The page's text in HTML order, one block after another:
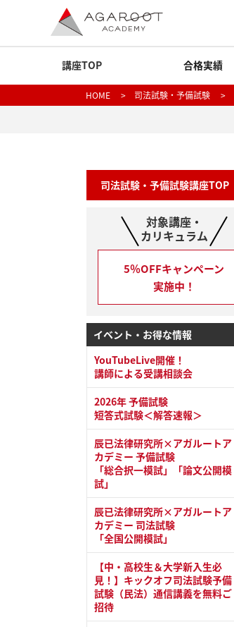
講座TOP 合格実績
HOME > 司法試験・予備試験 >
司法試験・予備試験講座TOP
対象講座・
カリキュラム
5％OFFキャンペーン
実施中！
イベント・お得な情報
YouTubeLive開催！
講師による受講相談会
2026年 予備試験
短答式試験＜解答速報＞
辰已法律研究所×アガルートア
カデミー 予備試験
「総合択一模試」「論文公開模
試」
辰已法律研究所×アガルートア
カデミー 司法試験
「全国公開模試」
【中・高校生＆大学新入生必
見！】キックオフ司法試験予備
試験（民法）通信講義を無料ご
招待